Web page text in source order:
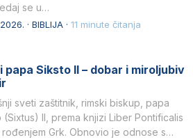
se u…
· BIBLIJA · 11 minute čitanja
papa Siksto II – dobar i miroljubiv
sveti zaštitnik, rimski biskup, papa
(Sixtus) II, prema knjizi Liber Pontificalis
Grk. Obnovio je odnose s